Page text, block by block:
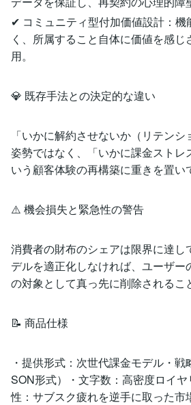
✔ コミュニティ型付加価値設計：機
く、所属すること自体に価値を感
用。
💎 既存手法との決定的な違い
「いかに解約させないか（リテン
姿勢ではなく、「いかに課金ストレ
いう顧客体験の再構築に重きを置い
⚠️ 機会損失と緊急性の警告
消費者の財布のシェアは限界に達し
デルを適正化しなければ、ユーザー
の対象として真っ先に削除されるこ
📝 商品仕様
・提供形式：次世代課金モデル・
SON形式）・文字数：高密度ロイ
性：サブスク疲れを逆手に取った市